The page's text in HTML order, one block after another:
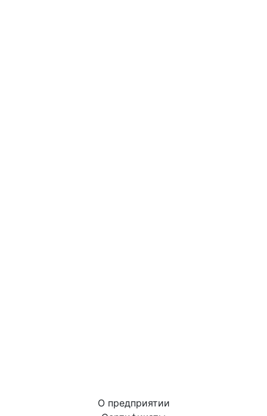
О предприятии